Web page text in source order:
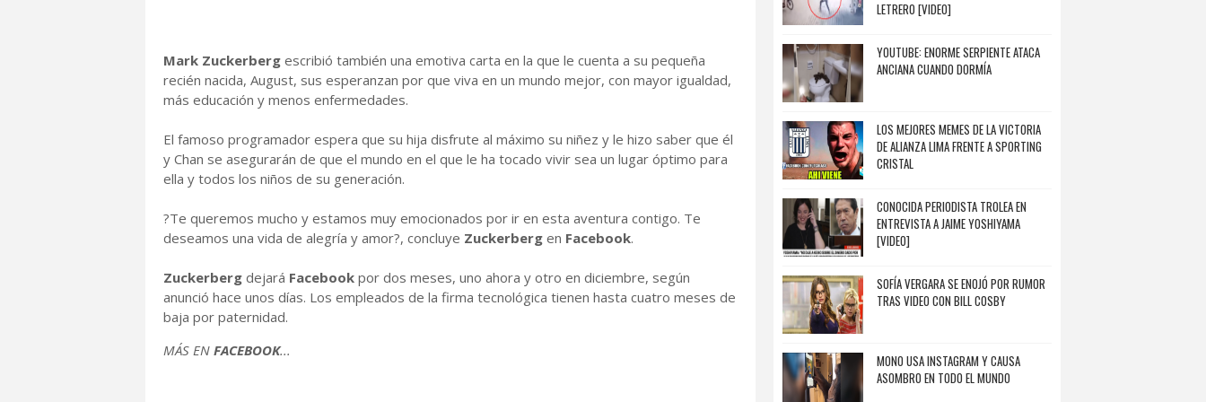
Mark Zuckerberg escribió también una emotiva carta en la que le cuenta a su pequeña
recién nacida, August, sus esperanzan por que viva en un mundo mejor, con mayor igualdad,
más educación y menos enfermedades.
El famoso programador espera que su hija disfrute al máximo su niñez y le hizo saber que él
y Chan se asegurarán de que el mundo en el que le ha tocado vivir sea un lugar óptimo para
ella y todos los niños de su generación.
?Te queremos mucho y estamos muy emocionados por ir en esta aventura contigo. Te
deseamos una vida de alegría y amor?, concluye Zuckerberg en Facebook.
Zuckerberg dejará Facebook por dos meses, uno ahora y otro en diciembre, según
anunció hace unos días. Los empleados de la firma tecnológica tienen hasta cuatro meses de
baja por paternidad.
MÁS EN FACEBOOK...
LETRERO [VIDEO]
YOUTUBE: ENORME SERPIENTE ATACA
ANCIANA CUANDO DORMÍA
LOS MEJORES MEMES DE LA VICTORIA
DE ALIANZA LIMA FRENTE A SPORTING
CRISTAL
CONOCIDA PERIODISTA TROLEA EN
ENTREVISTA A JAIME YOSHIYAMA
[VIDEO]
SOFÍA VERGARA SE ENOJÓ POR RUMOR
TRAS VIDEO CON BILL COSBY
MONO USA INSTAGRAM Y CAUSA
ASOMBRO EN TODO EL MUNDO